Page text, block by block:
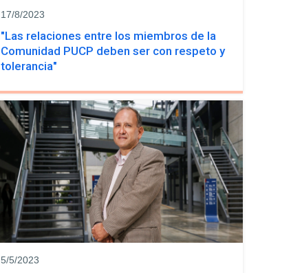
17/8/2023
"Las relaciones entre los miembros de la
Comunidad PUCP deben ser con respeto y
tolerancia"
5/5/2023